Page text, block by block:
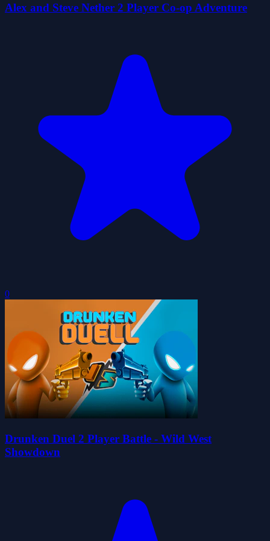
Alex and Steve Nether 2 Player Co-op Adventure
0
Drunken Duel 2 Player Battle - Wild West
Showdown